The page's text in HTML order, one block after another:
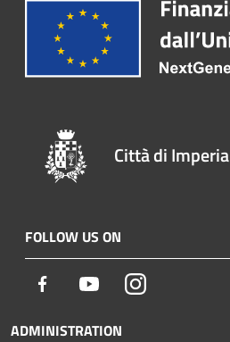
Città di Imperia
FOLLOW US ON
Facebook YoutubeInstagram
ADMINISTRATION